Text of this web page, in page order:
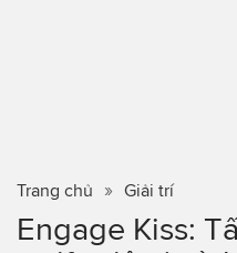
Trang chủ Giải trí
Engage Kiss: